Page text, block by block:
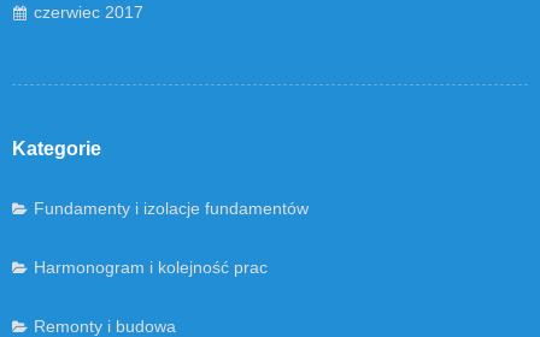
czerwiec 2017
Kategorie
Fundamenty i izolacje fundamentów
Harmonogram i kolejność prac
Remonty i budowa